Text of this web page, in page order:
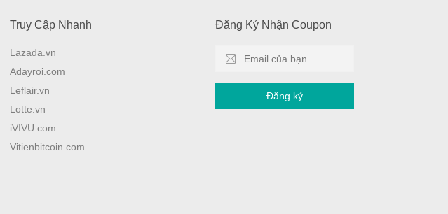
Truy Cập Nhanh
Lazada.vn
Adayroi.com
Leflair.vn
Lotte.vn
iVIVU.com
Vitienbitcoin.com
Đăng Ký Nhận Coupon
Đăng ký